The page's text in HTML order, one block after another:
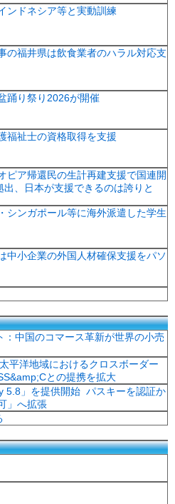
ンドネシア等と実動訓練
の福井県は飲食業者のハラル対応支
踊り祭り2026が開催
福祉士の資格取得を支援
ピア帰還民の生計再建支援で国連開
、日本が支援できるのは誇りと
シンガポール等に海外派遣した学生
中小企業の外国人材確保支援をパソ
：中国のコマース革新が世界の小売
平洋地域におけるクロスボーダー
との提携を拡大
5.8」を提供開始 パスキーを認証か
」へ拡張